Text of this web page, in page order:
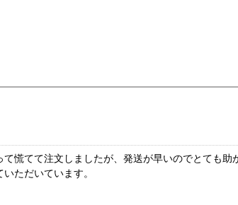
慌てて注文しましたが、発送が早いのでとても助
ただいています。